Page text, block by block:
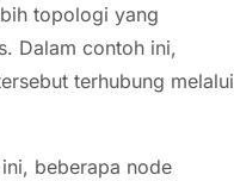
topologi yang
Dalam contoh ini,
terhubung melalui
beberapa node